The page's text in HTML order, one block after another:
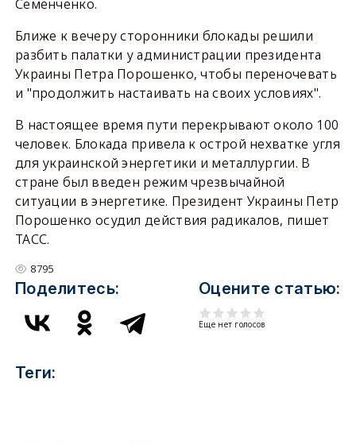
Семенченко.
Ближе к вечеру сторонники блокады решили
разбить палатки у администрации президента
Украины Петра Порошенко, чтобы переночевать
и "продолжить настаивать на своих условиях".
В настоящее время пути перекрывают около 100
человек. Блокада привела к острой нехватке угля
для украинской энергетики и металлургии. В
стране был введен режим чрезвычайной
ситуации в энергетике. Президент Украины Петр
Порошенко осудил действия радикалов, пишет
ТАСС.
8795
Поделитесь: Оцените статью:
Еще нет голосов
Теги: